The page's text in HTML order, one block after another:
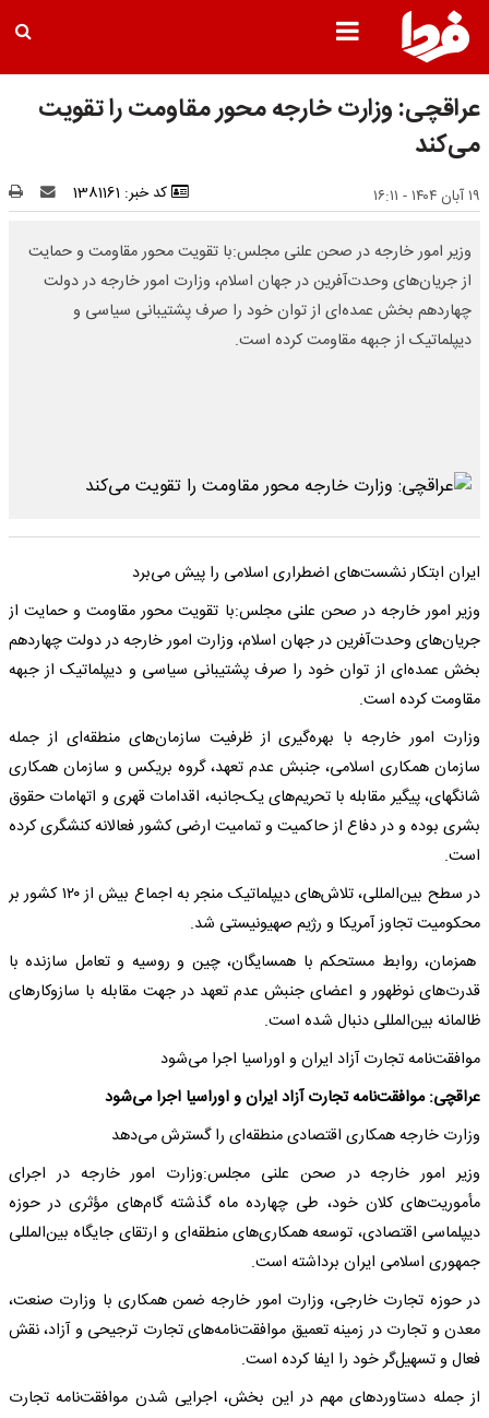
عراقچی: وزارت خارجه محور مقاومت را تقویت
می‌کند
۱۹ آبان ۱۴۰۴ - ۱۶:۱۱ کد خبر: 1381161
وزیر امور خارجه در صحن علنی مجلس:با تقویت محور مقاومت و حمایت
از جریان‌های وحدت‌آفرین در جهان اسلام، وزارت امور خارجه در دولت
چهاردهم بخش عمده‌ای از توان خود را صرف پشتیبانی سیاسی و
دیپلماتیک از جبهه مقاومت کرده است.
ایران ابتکار نشست‌های اضطراری اسلامی را پیش می‌برد
وزیر امور خارجه در صحن علنی مجلس:با تقویت محور مقاومت و حمایت از
جریان‌های وحدت‌آفرین در جهان اسلام، وزارت امور خارجه در دولت چهاردهم
بخش عمده‌ای از توان خود را صرف پشتیبانی سیاسی و دیپلماتیک از جبهه
مقاومت کرده است.
وزارت امور خارجه با بهره‌گیری از ظرفیت سازمان‌های منطقه‌ای از جمله
سازمان همکاری اسلامی، جنبش عدم تعهد، گروه بریکس و سازمان همکاری
شانگهای، پیگیر مقابله با تحریم‌های یک‌جانبه، اقدامات قهری و اتهامات حقوق
بشری بوده و در دفاع از حاکمیت و تمامیت ارضی کشور فعالانه کنشگری کرده
است.
در سطح بین‌المللی، تلاش‌های دیپلماتیک منجر به اجماع بیش از ۱۲۰ کشور بر
محکومیت تجاوز آمریکا و رژیم صهیونیستی شد.
همزمان، روابط مستحکم با همسایگان، چین و روسیه و تعامل سازنده با
قدرت‌های نوظهور و اعضای جنبش عدم تعهد در جهت مقابله با سازوکارهای
ظالمانه بین‌المللی دنبال شده است.
موافقت‌نامه تجارت آزاد ایران و اوراسیا اجرا می‌شود
عراقچی: موافقت‌نامه تجارت آزاد ایران و اوراسیا اجرا می‌شود
وزارت خارجه همکاری اقتصادی منطقه‌ای را گسترش می‌دهد
وزیر امور خارجه در صحن علنی مجلس:وزارت امور خارجه در اجرای
مأموریت‌های کلان خود، طی چهارده ماه گذشته گام‌های مؤثری در حوزه
دیپلماسی اقتصادی، توسعه همکاری‌های منطقه‌ای و ارتقای جایگاه بین‌المللی
جمهوری اسلامی ایران برداشته است.
در حوزه تجارت خارجی، وزارت امور خارجه ضمن همکاری با وزارت صنعت،
معدن و تجارت در زمینه تعمیق موافقت‌نامه‌های تجارت ترجیحی و آزاد، نقش
فعال و تسهیل‌گر خود را ایفا کرده است.
از جمله دستاوردهای مهم در این بخش، اجرایی شدن موافقت‌نامه تجارت